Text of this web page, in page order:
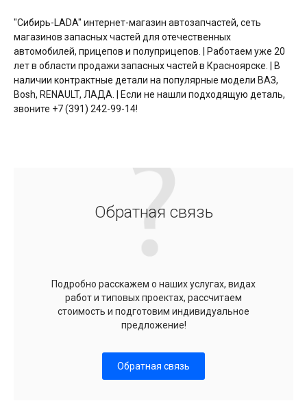
"Сибирь-LADA" интернет-магазин автозапчастей, сеть
магазинов запасных частей для отечественных
автомобилей, прицепов и полуприцепов. | Работаем уже 20
лет в области продажи запасных частей в Красноярске. | В
наличии контрактные детали на популярные модели ВАЗ,
Bosh, RENAULT, ЛАДА. | Если не нашли подходящую деталь,
звоните +7 (391) 242-99-14!
Обратная связь
Подробно расскажем о наших услугах, видах
работ и типовых проектах, рассчитаем
стоимость и подготовим индивидуальное
предложение!
Обратная связь